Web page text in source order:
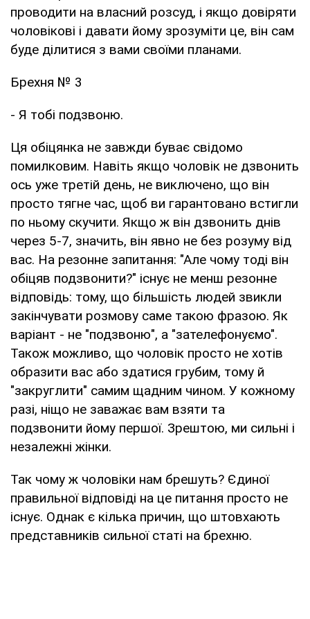
проводити на власний розсуд, і якщо довіряти
чоловікові і давати йому зрозуміти це, він сам
буде ділитися з вами своїми планами.
Брехня № 3
- Я тобі подзвоню.
Ця обіцянка не завжди буває свідомо
помилковим. Навіть якщо чоловік не дзвонить
ось уже третій день, не виключено, що він
просто тягне час, щоб ви гарантовано встигли
по ньому скучити. Якщо ж він дзвонить днів
через 5-7, значить, він явно не без розуму від
вас. На резонне запитання: "Але чому тоді він
обіцяв подзвонити?" існує не менш резонне
відповідь: тому, що більшість людей звикли
закінчувати розмову саме такою фразою. Як
варіант - не "подзвоню", а "зателефонуємо".
Також можливо, що чоловік просто не хотів
образити вас або здатися грубим, тому й
"закруглити" самим щадним чином. У кожному
разі, ніщо не заважає вам взяти та
подзвонити йому першої. Зрештою, ми сильні і
незалежні жінки.
Так чому ж чоловіки нам брешуть? Єдиної
правильної відповіді на це питання просто не
існує. Однак є кілька причин, що штовхають
представників сильної статі на брехню.